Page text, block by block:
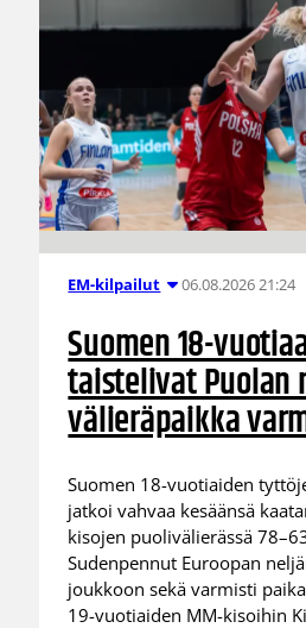
EM-kilpailut 06.08.2026 21:24
Suomen 18-
taistelivat Puolan
välieräpaikka
Suomen 18-vuotiaiden
jatkoi vahvaa kesäänsä
kisojen puolivälierässä
Sudenpennut Euroopan
joukkoon sekä varmisti
19-vuotiaiden MM-kisoihin